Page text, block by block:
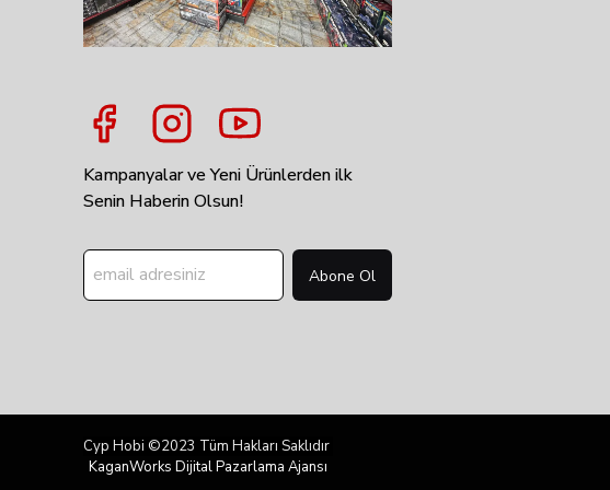
Kampanyalar ve Yeni Ürünlerden ilk
Senin Haberin Olsun!
Abone Ol
Cyp Hobi ©2023 Tüm Hakları Saklıdır
KaganWorks Dijital Pazarlama Ajansı